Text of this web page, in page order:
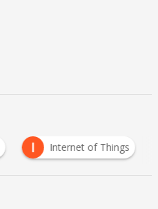
I Internet of Things